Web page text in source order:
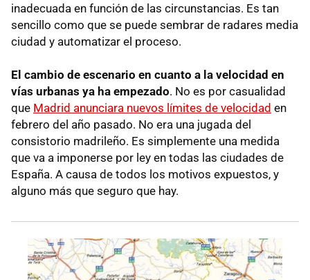
inadecuada en función de las circunstancias. Es tan
sencillo como que se puede sembrar de radares media
ciudad y automatizar el proceso.
El cambio de escenario en cuanto a la velocidad en
vías urbanas ya ha empezado. No es por casualidad
que Madrid anunciara nuevos límites de velocidad en
febrero del año pasado. No era una jugada del
consistorio madrileño. Es simplemente una medida
que va a imponerse por ley en todas las ciudades de
España. A causa de todos los motivos expuestos, y
alguno más que seguro que hay.